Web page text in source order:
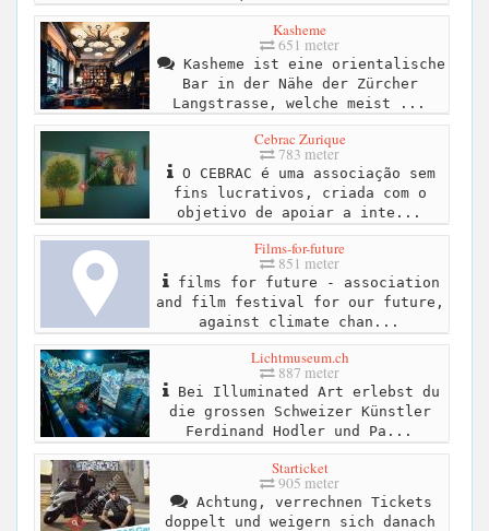
Kasheme
651 meter
Kasheme ist eine orientalische
Bar in der Nähe der Zürcher
Langstrasse, welche meist ...
Cebrac Zurique
783 meter
O CEBRAC é uma associação sem
fins lucrativos, criada com o
objetivo de apoiar a inte...
Films-for-future
851 meter
films for future - association
and film festival for our future,
against climate chan...
Lichtmuseum.ch
887 meter
Bei Illuminated Art erlebst du
die grossen Schweizer Künstler
Ferdinand Hodler und Pa...
Starticket
905 meter
Achtung, verrechnen Tickets
doppelt und weigern sich danach